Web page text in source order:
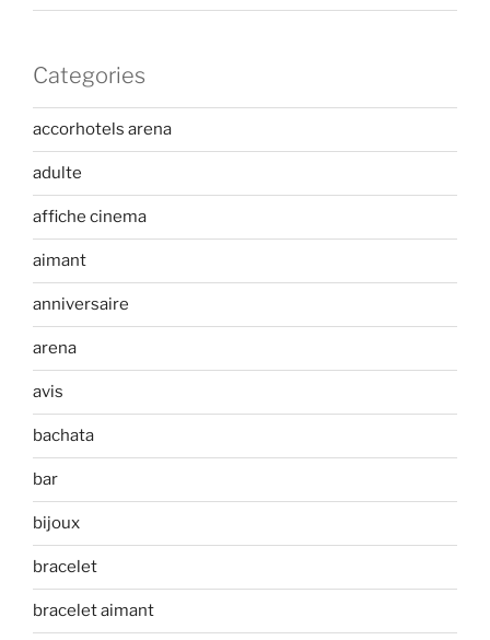
Categories
accorhotels arena
adulte
affiche cinema
aimant
anniversaire
arena
avis
bachata
bar
bijoux
bracelet
bracelet aimant